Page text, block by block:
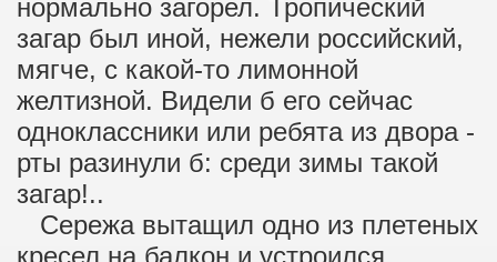
нормально загорел. Тропический
загар был иной, нежели российский,
мягче, с какой-то лимонной
желтизной. Видели б его сейчас
одноклассники или ребята из двора -
рты разинули б: среди зимы такой
загар!..
Сережа вытащил одно из плетеных
кресел на балкон и устроился